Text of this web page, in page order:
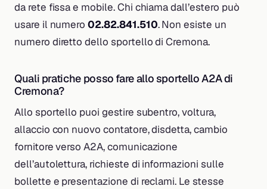
da rete fissa e mobile. Chi chiama dall’estero può
usare il numero02.82.841.510. Non esiste un
numero diretto dello sportello di Cremona.
Quali pratiche posso fare allo sportello A2A di
Cremona?
Allo sportello puoi gestire subentro, voltura,
allaccio con nuovo contatore, disdetta, cambio
fornitore verso A2A, comunicazione
dell’autolettura, richieste di informazioni sulle
bollette e presentazione di reclami. Le stesse